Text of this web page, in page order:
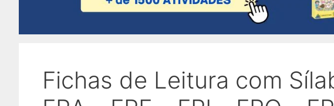
Fichas de Leitura com